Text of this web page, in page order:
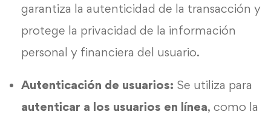
garantiza la autenticidad de la transacción y
protege la privacidad de la información
personal y financiera del usuario.
Autenticación de usuarios: Se utiliza para
autenticar a los usuarios en línea, como la